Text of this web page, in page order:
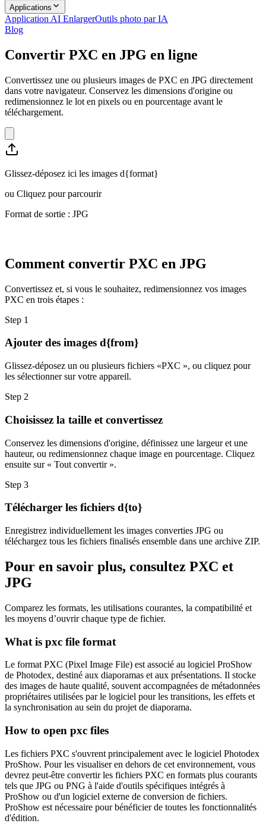
Applications
Application AI EnlargerOutils photo par IA
Blog
Convertir PXC en JPG en ligne
Convertissez une ou plusieurs images de PXC en JPG directement
dans votre navigateur. Conservez les dimensions d'origine ou
redimensionnez le lot en pixels ou en pourcentage avant le
téléchargement.
Glissez-déposez ici les images d{format}
ou Cliquez pour parcourir
Format de sortie : JPG
Comment convertir PXC en JPG
Convertissez et, si vous le souhaitez, redimensionnez vos images
PXC en trois étapes :
Step 1
Ajouter des images d{from}
Glissez-déposez un ou plusieurs fichiers «PXC », ou cliquez pour
les sélectionner sur votre appareil.
Step 2
Choisissez la taille et convertissez
Conservez les dimensions d'origine, définissez une largeur et une
hauteur, ou redimensionnez chaque image en pourcentage. Cliquez
ensuite sur « Tout convertir ».
Step 3
Télécharger les fichiers d{to}
Enregistrez individuellement les images converties JPG ou
téléchargez tous les fichiers finalisés ensemble dans une archive ZIP.
Pour en savoir plus, consultez PXC et
JPG
Comparez les formats, les utilisations courantes, la compatibilité et
les moyens d’ouvrir chaque type de fichier.
What is pxc file format
Le format PXC (Pixel Image File) est associé au logiciel ProShow
de Photodex, destiné aux diaporamas et aux présentations. Il stocke
des images de haute qualité, souvent accompagnées de métadonnées
propriétaires utilisées par le logiciel pour les transitions, les effets et
la synchronisation au sein du projet de diaporama.
How to open pxc files
Les fichiers PXC s'ouvrent principalement avec le logiciel Photodex
ProShow. Pour les visualiser en dehors de cet environnement, vous
devrez peut-être convertir les fichiers PXC en formats plus courants
tels que JPG ou PNG à l'aide d'outils spécifiques intégrés à
ProShow ou d'un logiciel externe de conversion de fichiers.
ProShow est nécessaire pour bénéficier de toutes les fonctionnalités
d'édition.